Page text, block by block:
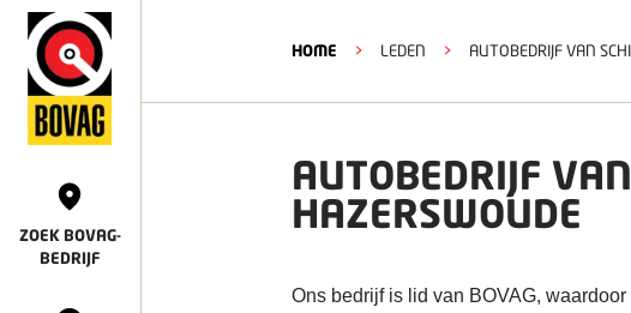
ZOEK BOVAG-
BEDRIJF
HOME > LEDEN > AUTOBEDRIJF VAN
AUTOBEDRIJF
HAZERSWOUDE
Ons bedrijf is lid van BOVAG,